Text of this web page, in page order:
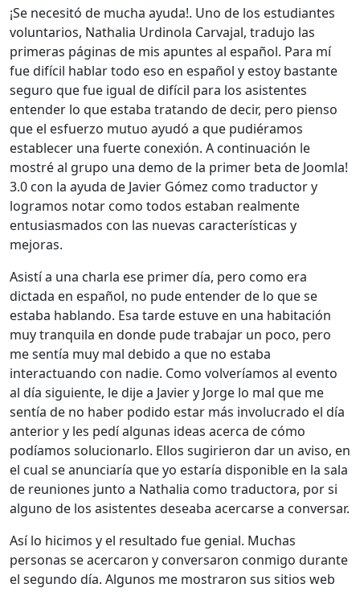
¡Se necesitó de mucha ayuda!. Uno de los estudiantes
voluntarios, Nathalia Urdinola Carvajal, tradujo las
primeras páginas de mis apuntes al español. Para mí
fue difícil hablar todo eso en español y estoy bastante
seguro que fue igual de difícil para los asistentes
entender lo que estaba tratando de decir, pero pienso
que el esfuerzo mutuo ayudó a que pudiéramos
establecer una fuerte conexión. A continuación le
mostré al grupo una demo de la primer beta de Joomla!
3.0 con la ayuda de Javier Gómez como traductor y
logramos notar como todos estaban realmente
entusiasmados con las nuevas características y
mejoras.
Asistí a una charla ese primer día, pero como era
dictada en español, no pude entender de lo que se
estaba hablando. Esa tarde estuve en una habitación
muy tranquila en donde pude trabajar un poco, pero
me sentía muy mal debido a que no estaba
interactuando con nadie. Como volveríamos al evento
al día siguiente, le dije a Javier y Jorge lo mal que me
sentía de no haber podido estar más involucrado el día
anterior y les pedí algunas ideas acerca de cómo
podíamos solucionarlo. Ellos sugirieron dar un aviso, en
el cual se anunciaría que yo estaría disponible en la sala
de reuniones junto a Nathalia como traductora, por si
alguno de los asistentes deseaba acercarse a conversar.
Así lo hicimos y el resultado fue genial. Muchas
personas se acercaron y conversaron conmigo durante
el segundo día. Algunos me mostraron sus sitios web